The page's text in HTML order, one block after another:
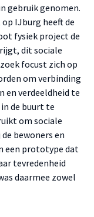
gebruik genomen.
IJburg heeft de
fysiek project de
dit sociale
focust zich op
om verbinding
verdeeldheid te
de buurt te
om sociale
bewoners en
een prototype dat
tevredenheid
daarmee zowel